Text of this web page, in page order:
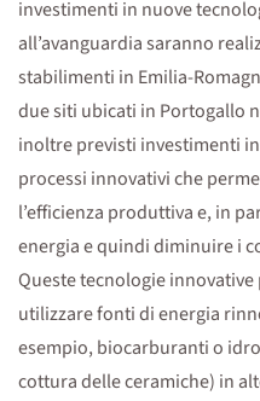
investimenti in nuove
all’avanguardia saranno
stabilimenti in Emilia-
due siti ubicati in Portogallo
inoltre previsti investimenti
processi innovativi che
l’efficienza produttiva e, in
energia e quindi diminuire i
Queste tecnologie
utilizzare fonti di energia
esempio, biocarburanti o
cottura delle ceramiche) in